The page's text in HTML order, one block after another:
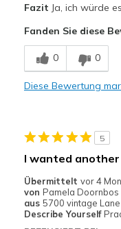
Opinion sur
Chaussures
Breathe Well
Comfortable
Geeignete
Travel
Fazit Ja, ich würde
Fanden Sie diese
0 0
Diese Bewertung
5
I wanted
Übermittelt vor 4
von Pamela Doornbos
aus 5700 vintage Lane
Describe Yourself